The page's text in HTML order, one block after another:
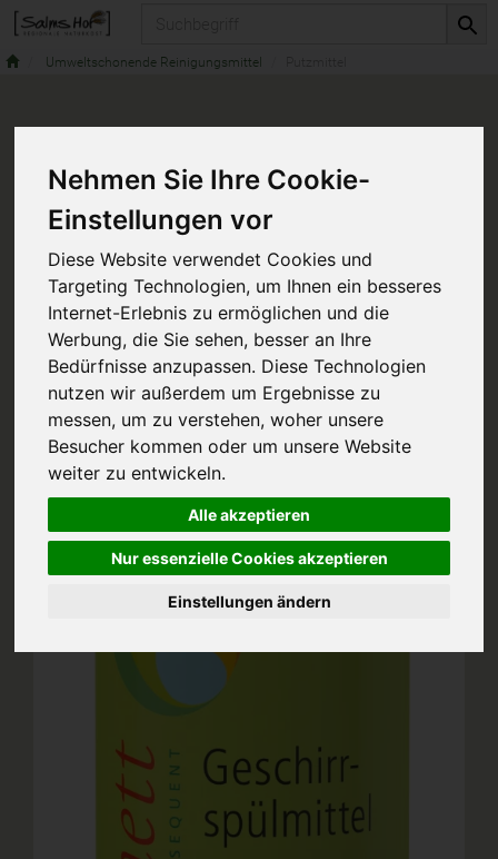
Nehmen Sie Ihre Cookie-
Einstellungen vor
Diese Website verwendet Cookies und
Targeting Technologien, um Ihnen ein besseres
Internet-Erlebnis zu ermöglichen und die
Werbung, die Sie sehen, besser an Ihre
Bedürfnisse anzupassen. Diese Technologien
nutzen wir außerdem um Ergebnisse zu
messen, um zu verstehen, woher unsere
Besucher kommen oder um unsere Website
weiter zu entwickeln.
Alle akzeptieren
Nur essenzielle Cookies akzeptieren
Einstellungen ändern
Umweltschonende Reinigungsmittel